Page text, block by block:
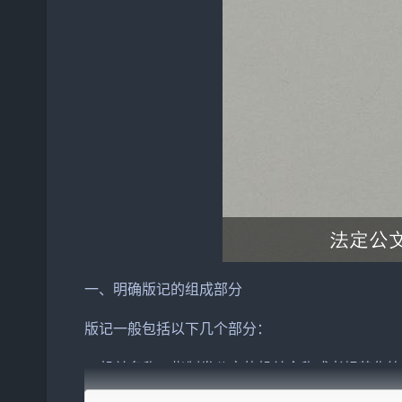
一、明确版记的组成部分
版记一般包括以下几个部分：
1. 机关名称：指制发公文的机关全称或者规范化